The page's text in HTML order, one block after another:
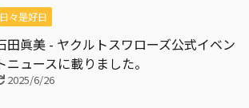
日々是好日
田眞美 - ヤクルトスワローズ公式イベン
ニュースに載りました。
2025/6/26